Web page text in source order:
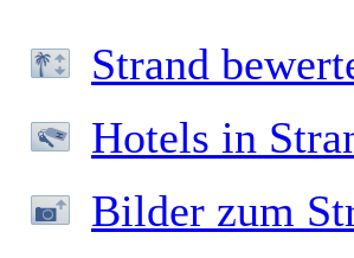
Strand
Hotels in
Bilder zum